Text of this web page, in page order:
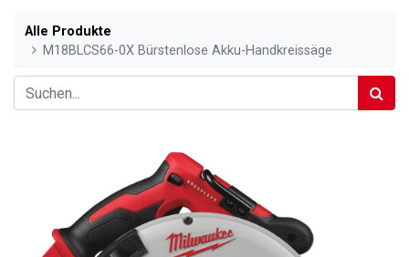
Alle Produkte
M18BLCS66-0X Bürstenlose Akku-Handkreissäge